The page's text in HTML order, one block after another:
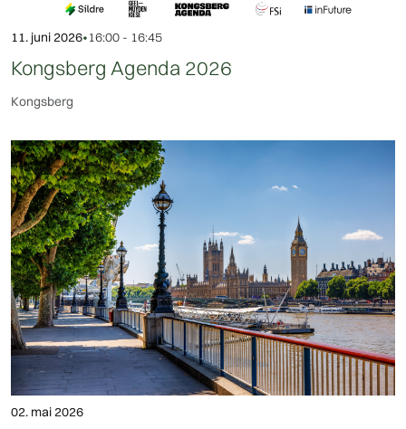
11. juni 2026•16:00 - 16:45
Kongsberg Agenda 2026
Kongsberg
02. mai 2026